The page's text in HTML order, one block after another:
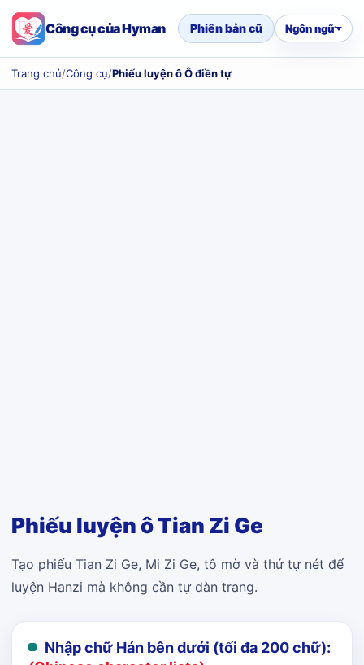
Công cụ của Hyman Phiên bản cũ Ngôn ngữ
Trang chủ/Công cụ/Phiếu luyện ô Ô điền tự
Phiếu luyện ô Tian Zi Ge
Tạo phiếu Tian Zi Ge, Mi Zi Ge, tô mờ và thứ tự nét để
luyện Hanzi mà không cần tự dàn trang.
Nhập chữ Hán bên dưới (tối đa 200 chữ):